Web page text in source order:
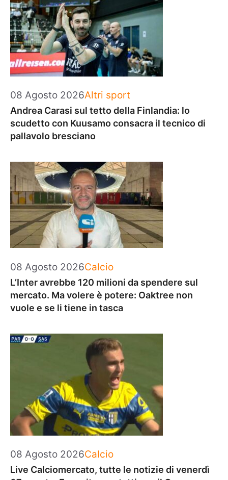
08 Agosto 2026Categorie
Altri sport
Andrea Carasi sul tetto della Finlandia: lo
scudetto con Kuusamo consacra il tecnico di
pallavolo bresciano
08 Agosto 2026Categorie
Calcio
L’Inter avrebbe 120 milioni da spendere sul
mercato. Ma volere è potere: Oaktree non
vuole e se li tiene in tasca
08 Agosto 2026Categorie
Calcio
Live Calciomercato, tutte le notizie di venerdì